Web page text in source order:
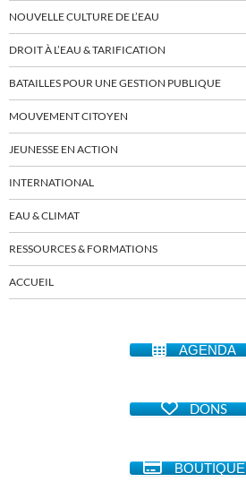
NOUVELLE CULTURE DE L’EAU
DROIT À L’EAU & TARIFICATION
BATAILLES POUR UNE GESTION PUBLIQUE
MOUVEMENT CITOYEN
JEUNESSE EN ACTION
INTERNATIONAL
EAU & CLIMAT
RESSOURCES & FORMATIONS
ACCUEIL
AGENDA
DONS
BOUTIQUE